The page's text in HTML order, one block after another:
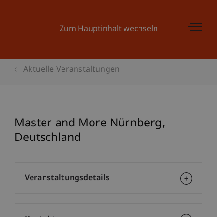
Zum Hauptinhalt wechseln
Aktuelle Veranstaltungen
Master and More Nürnberg,
Deutschland
Veranstaltungsdetails